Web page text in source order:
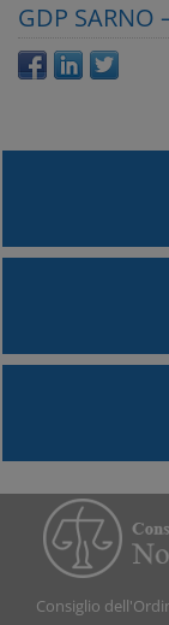
GDP
Consiglio